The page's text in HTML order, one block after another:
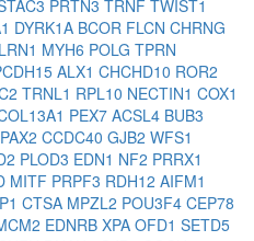
PRTN3 TRNF TWIST1
DYRK1A BCOR FLCN CHRNG
MYH6 POLG TPRN
ALX1 CHCHD10 ROR2
TRNL1 RPL10 NECTIN1 COX1
PEX7 ACSL4 BUB3
PAX2 CCDC40 GJB2 WFS1
PLOD3 EDN1 NF2 PRRX1
MITF PRPF3 RDH12 AIFM1
CTSA MPZL2 POU3F4 CEP78
EDNRB XPA OFD1 SETD5